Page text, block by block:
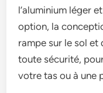
l’aluminium léger
option, la
rampe sur le sol et
toute sécurité,
votre tas ou à une